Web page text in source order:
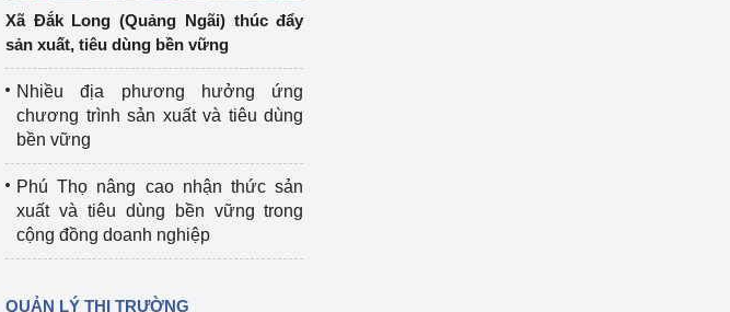
Xã Đắk Long (Quảng Ngãi) thúc đẩy
sản xuất, tiêu dùng bền vững
Nhiều địa phương hưởng ứng
chương trình sản xuất và tiêu dùng
bền vững
Phú Thọ nâng cao nhận thức sản
xuất và tiêu dùng bền vững trong
cộng đồng doanh nghiệp
QUẢN LÝ THỊ TRƯỜNG